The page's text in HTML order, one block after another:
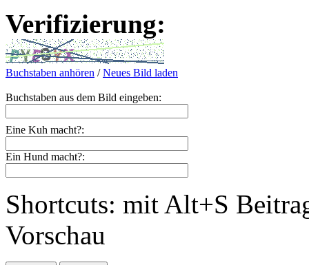
Verifizierung:
Buchstaben anhören /Neues Bild laden
Buchstaben aus dem Bild eingeben:
Eine Kuh macht?:
Ein Hund macht?:
Shortcuts: mit Alt+S
Vorschau